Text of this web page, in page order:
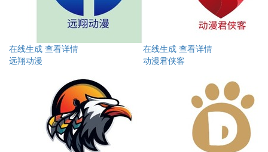
在线生成 查看详情
远翔动漫
在线生成 查看详情
动漫君侠客